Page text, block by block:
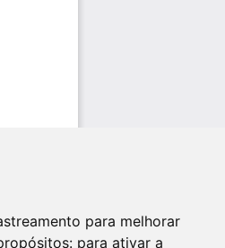
para melhorar
para ativar a